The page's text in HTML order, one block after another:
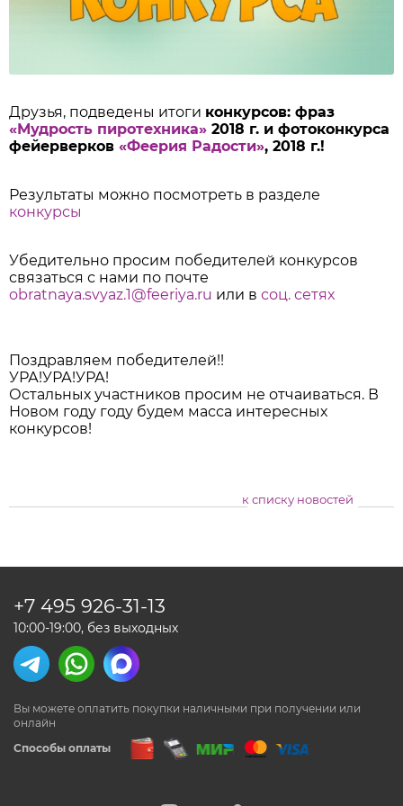
Друзья, подведены итоги конкурсов: фраз
«Мудрость пиротехника» 2018 г. и фотоконкурса
фейерверков «Феерия Радости», 2018 г.!
Результаты можно посмотреть в разделе
конкурсы
Убедительно просим победителей конкурсов
связаться с нами по почте
obratnaya.svyaz.1@feeriya.ru или в соц. сетях
Поздравляем победителей!!
УРА!УРА!УРА!
Остальных участников просим не отчаиваться. В
Новом году году будем масса интересных
конкурсов!
к списку новостей
Способы оплаты
Вы можете оплатить покупки наличными при получении или
онлайн
+7 495 926-31-13
10:00-19:00, без выходных